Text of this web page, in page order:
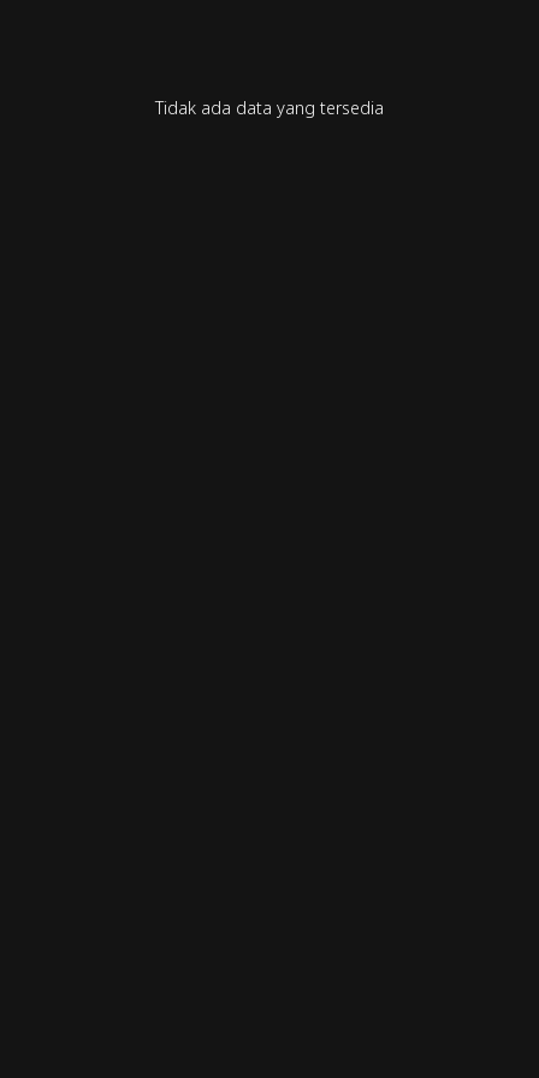
Tidak ada data yang tersedia